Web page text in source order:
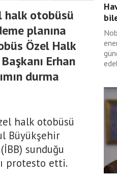
halk otobüsü
planına
Özel Halk
Erhan
durma
halk otobüsü
Büyükşehir
sunduğu
protesto etti.